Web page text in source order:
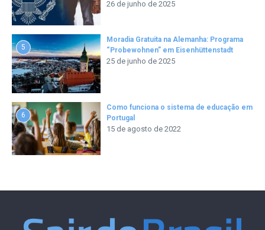
26 de junho de 2025
5
Moradia Gratuita na Alemanha: Programa
“Probewohnen” em Eisenhüttenstadt
25 de junho de 2025
6
Como funciona o sistema de educação em
Portugal
15 de agosto de 2022